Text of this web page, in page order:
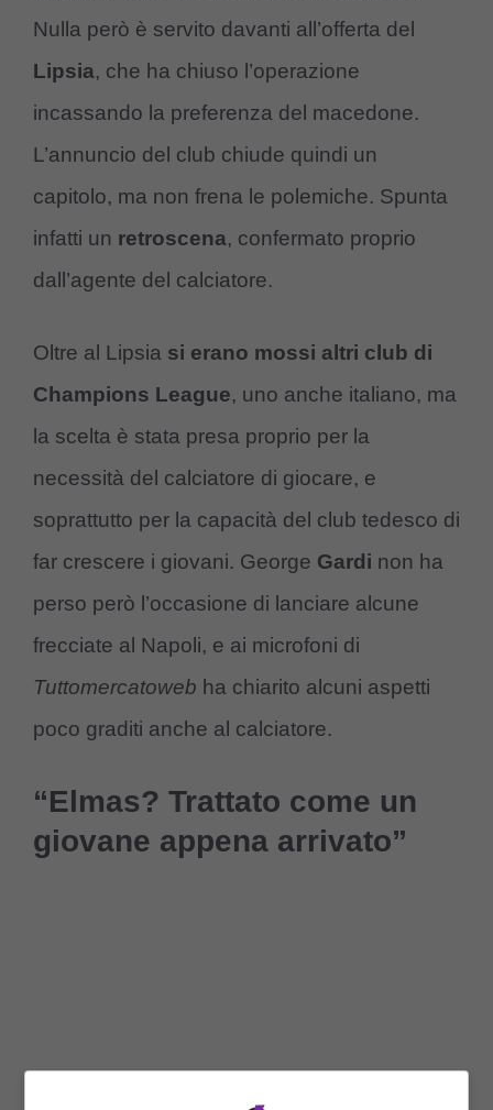
Nulla però è servito davanti all’offerta del
Lipsia, che ha chiuso l’operazione
incassando la preferenza del macedone.
L’annuncio del club chiude quindi un
capitolo, ma non frena le polemiche. Spunta
infatti un retroscena, confermato proprio
dall’agente del calciatore.
Oltre al Lipsia si erano mossi altri club di
Champions League, uno anche italiano, ma
la scelta è stata presa proprio per la
necessità del calciatore di giocare, e
soprattutto per la capacità del club tedesco di
far crescere i giovani. George Gardi non ha
perso però l’occasione di lanciare alcune
frecciate al Napoli, e ai microfoni di
Tuttomercatoweb ha chiarito alcuni aspetti
poco graditi anche al calciatore.
“Elmas? Trattato come un
giovane appena arrivato”